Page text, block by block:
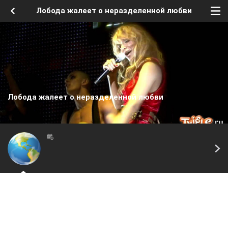
Лобода жалеет о неразделенной любви
Лобода жалеет о неразделенной любви